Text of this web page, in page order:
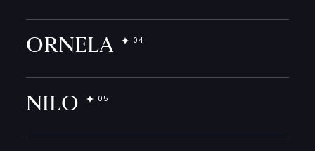
ORNELA
NILO